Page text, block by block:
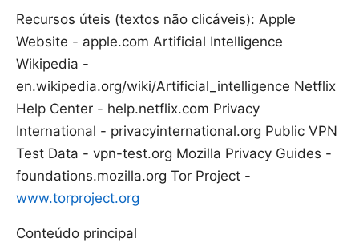
Recursos úteis (textos não clicáveis): Apple
Website - apple.com Artificial Intelligence
Wikipedia -
en.wikipedia.org/wiki/Artificial_intelligence Netflix
Help Center - help.netflix.com Privacy
International - privacyinternational.org Public VPN
Test Data - vpn-test.org Mozilla Privacy Guides -
foundations.mozilla.org Tor Project -
www.torproject.org
Conteúdo principal